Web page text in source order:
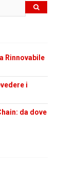
Rinnovabile
i
da dove